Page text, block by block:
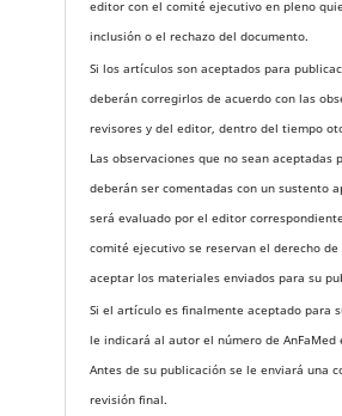
editor con el comité ejecutivo en pleno
inclusión o el rechazo del documento.
Si los artículos son aceptados para
deberán corregirlos de acuerdo con las
revisores y del editor, dentro del tiempo
Las observaciones que no sean aceptadas
deberán ser comentadas con un sustento
será evaluado por el editor
comité ejecutivo se reservan el derecho de
aceptar los materiales enviados para su
Si el artículo es finalmente aceptado para
le indicará al autor el número de AnFaMed
Antes de su publicación se le enviará una
revisión final.